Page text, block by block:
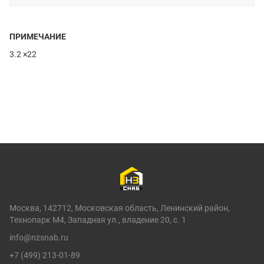
ПРИМЕЧАНИЕ
3.2 ×22
Москва, 142712, Московская область, Ленинский район,
Технопарк М4, Западная ул., владение 20, с. 1
info@nzsnab.ru
+7 (499) 213-01-89